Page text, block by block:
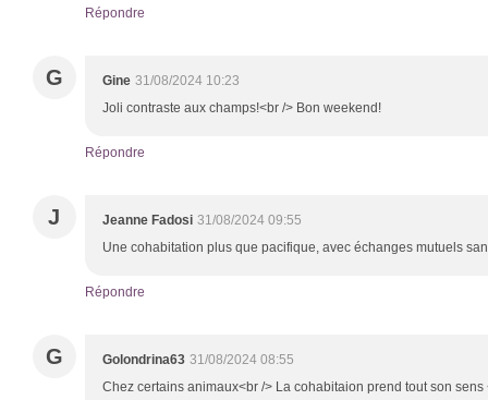
Répondre
G Gine 31/08/2024 10:23
Joli contraste aux champs!<br /> Bon weekend!
Répondre
J Jeanne Fadosi 31/08/2024 09:55
Une cohabitation plus que pacifique, avec échanges mutuels
Répondre
G Golondrina63 31/08/2024 08:55
Chez certains animaux<br /> La cohabitaion prend tout son